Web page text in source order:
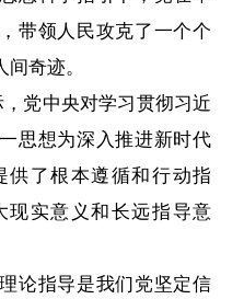
带领人民攻克了一个个
奇迹。
党中央对学习贯彻习近
思想为深入推进新时代
了根本遵循和行动指
实意义和长远指导意
指导是我们党坚定信